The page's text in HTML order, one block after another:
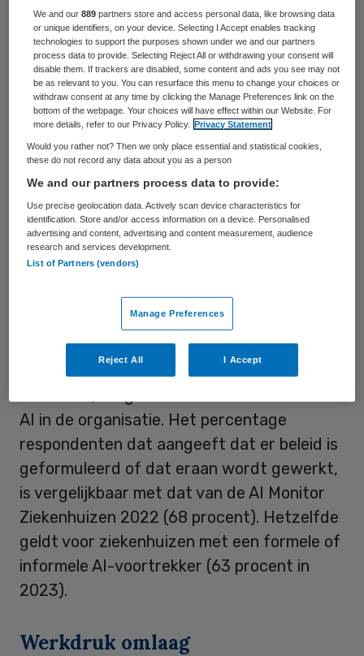
ziekenhuizen in kaart brengt, viert dit jaar
het eerste lustrum. Uit de resultaten blijkt
dat de betrokkenheid bij en de kennis over
AI in de afgelopen vier jaar sterk is
gegroeid. In de eerste editie in 2019 gaf
iets meer dan de helft van de respondenten
aan bekend te zijn met de mogelijkheden
van AI in de zorg, inmiddels is dit
percentage gestegen tot 87 procent. Voor
het eerst gaf geen enkele respondent aan
‘redelijk onbekend’ of ‘zeer onbekend’ te
Beleid stagneert
Hoewel de kennis over AI in de ziekenhuizen
AI in de organisatie. Het percentage
respondenten dat aangeeft dat er beleid is
geformuleerd of dat eraan wordt gewerkt,
is vergelijkbaar met dat van de AI Monitor
Ziekenhuizen 2022 (68 procent). Hetzelfde
geldt voor ziekenhuizen met een formele of
informele AI-voortrekker (63 procent in
2023).
Werkdruk omlaag
We and our889 partners store and access personal data, like browsing data
or unique identifiers, on your device. Selecting I Accept enables tracking
technologies to support the purposes shown under we and our partners
process data to provide. Selecting Reject All or withdrawing your consent will
disable them. If trackers are disabled, some content and ads you see may not
be as relevant to you. You can resurface this menu to change your choices or
withdraw consent at any time by clicking the Manage Preferences link on the
bottom of the webpage. Your choices will have effect within our Website. For
more details, refer to our Privacy Policy.
Privacy Statement
Would you rather not? Then we only place essential and statistical cookies,
these do not record any data about you as a person
We and our partners process data to provide:
Use precise geolocation data. Actively scan device characteristics for
identification. Store and/or access information on a device. Personalised
advertising and content, advertising and content measurement, audience
research and services development.
List of Partners (vendors)
Manage Preferences
Reject All I Accept